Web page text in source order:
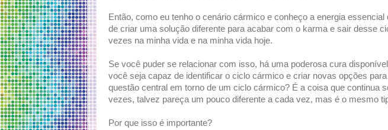
Então, como eu tenho o cenário cármico e conheço a energia essencial
de criar uma solução diferente para acabar com o karma e sair desse
vezes na minha vida e na minha vida hoje.
Se você puder se relacionar com isso, há uma poderosa cura
você seja capaz de identificar o ciclo cármico e criar novas opções
questão central em torno de um ciclo cármico? É a coisa que continua
vezes, talvez pareça um pouco diferente a cada vez, mas é o mesmo
Por que isso é importante?